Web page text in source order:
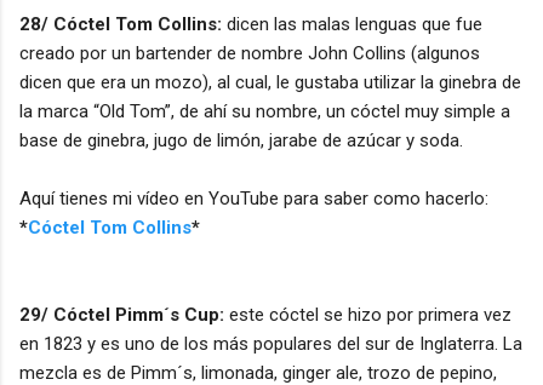
28/ Cóctel Tom Collins: dicen las malas lenguas que fue
creado por un bartender de nombre John Collins (algunos
dicen que era un mozo), al cual, le gustaba utilizar la ginebra de
la marca “Old Tom”, de ahí su nombre, un cóctel muy simple a
base de ginebra, jugo de limón, jarabe de azúcar y soda.
Aquí tienes mi vídeo en YouTube para saber como hacerlo:
*Cóctel Tom Collins*
29/ Cóctel Pimm´s Cup: este cóctel se hizo por primera vez
en 1823 y es uno de los más populares del sur de Inglaterra. La
mezcla es de Pimm´s, limonada, ginger ale, trozo de pepino,